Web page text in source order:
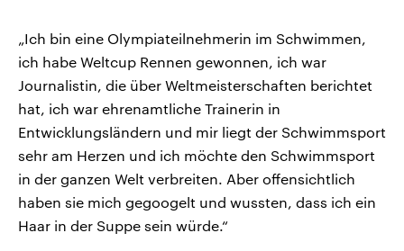
„Ich bin eine Olympiateilnehmerin im Schwimmen,
ich habe Weltcup Rennen gewonnen, ich war
Journalistin, die über Weltmeisterschaften berichtet
hat, ich war ehrenamtliche Trainerin in
Entwicklungsländern und mir liegt der Schwimmsport
sehr am Herzen und ich möchte den Schwimmsport
in der ganzen Welt verbreiten. Aber offensichtlich
haben sie mich gegoogelt und wussten, dass ich ein
Haar in der Suppe sein würde.“